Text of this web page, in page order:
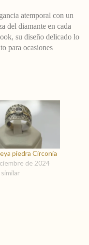
atemporal con un
del diamante en cada
su diseño delicado lo
para ocasiones
piedra Circonia
de 2024